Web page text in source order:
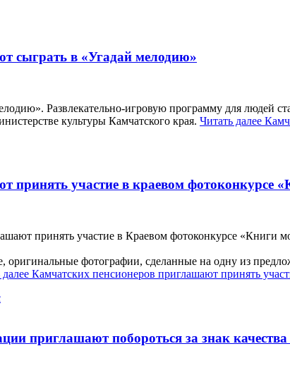
сыграть в «Угадай мелодию»
Развлекательно-игровую программу для людей
культуры Камчатского края. Читать далее
принять участие в краевом фотоконкурсе
принять участие в Краевом фотоконкурсе
фотографии, сделанные на одну из
Камчатских пенсионеров приглашают принять
приглашают побороться за знак